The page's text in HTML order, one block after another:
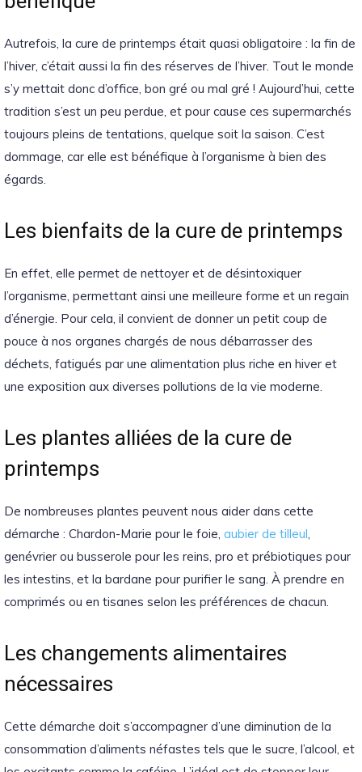
Autrefois, la cure de printemps était quasi obligatoire : la fin de
l’hiver, c’était aussi la fin des réserves de l’hiver. Tout le monde
s’y mettait donc d’office, bon gré ou mal gré ! Aujourd’hui, cette
tradition s’est un peu perdue, et pour cause ces supermarchés
toujours pleins de tentations, quelque soit la saison. C’est
dommage, car elle est bénéfique à l’organisme à bien des
égards.
Les bienfaits de la cure de printemps
En effet, elle permet de nettoyer et de désintoxiquer
l’organisme, permettant ainsi une meilleure forme et un regain
d’énergie. Pour cela, il convient de donner un petit coup de
pouce à nos organes chargés de nous débarrasser des
déchets, fatigués par une alimentation plus riche en hiver et
une exposition aux diverses pollutions de la vie moderne.
Les plantes alliées de la cure de
printemps
De nombreuses plantes peuvent nous aider dans cette
démarche : Chardon-Marie pour le foie, aubier de tilleul,
genévrier ou busserole pour les reins, pro et prébiotiques pour
les intestins, et la bardane pour purifier le sang. À prendre en
comprimés ou en tisanes selon les préférences de chacun.
Les changements alimentaires
nécessaires
Cette démarche doit s’accompagner d’une diminution de la
consommation d’aliments néfastes tels que le sucre, l’alcool, et